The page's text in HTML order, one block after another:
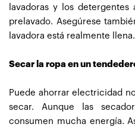
lavadoras y los
prelavado. Asegúrese
lavadora está realmente llena.
Secar la ropa en un
Puede ahorrar electricidad
secar. Aunque las
consumen mucha energía.